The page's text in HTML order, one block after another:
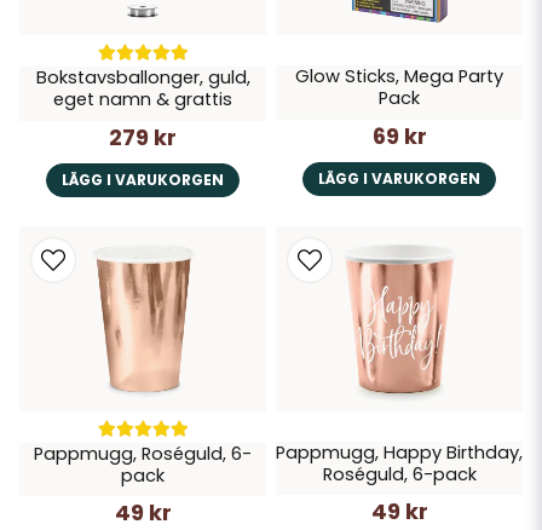
Bokstavsballonger, guld,
eget namn & grattis
279 kr
LÄGG I VARUKORGEN
Glow Sticks, Mega Party
Pack
69 kr
LÄGG I VARUKORGEN
Pappmugg, Roséguld, 6-
pack
49 kr
Pappmugg, Happy Birthday,
Roséguld, 6-pack
49 kr